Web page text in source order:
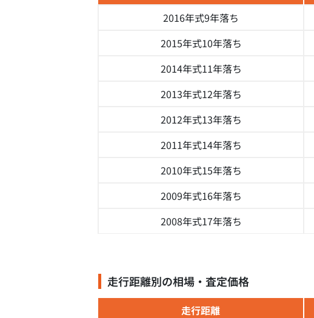
2016年式9年落ち
2015年式10年落ち
2014年式11年落ち
2013年式12年落ち
2012年式13年落ち
2011年式14年落ち
2010年式15年落ち
2009年式16年落ち
2008年式17年落ち
走行距離別の相場・査定価格
走行距離